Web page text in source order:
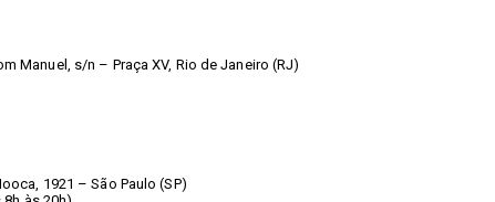
Manuel, s/n – Praça XV, Rio de Janeiro (RJ)
1921 – São Paulo (SP)